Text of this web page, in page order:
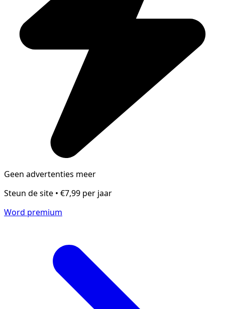
Geen advertenties meer
Steun de site • €7,99 per jaar
Word premium